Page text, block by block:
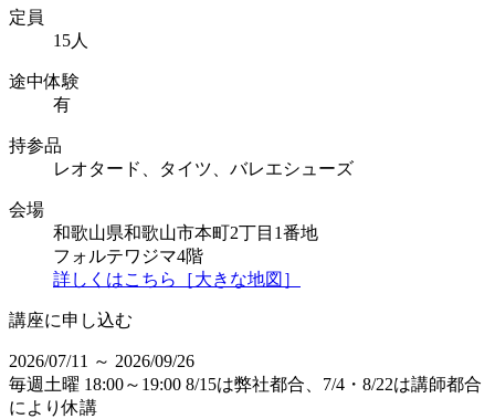
定員
15人
途中体験
有
持参品
レオタード、タイツ、バレエシューズ
会場
和歌山県和歌山市本町2丁目1番地
フォルテワジマ4階
詳しくはこちら［大きな地図］
講座に申し込む
2026/07/11 ～ 2026/09/26
毎週土曜 18:00～19:00 8/15は弊社都合、7/4・8/22は講師都合
により休講